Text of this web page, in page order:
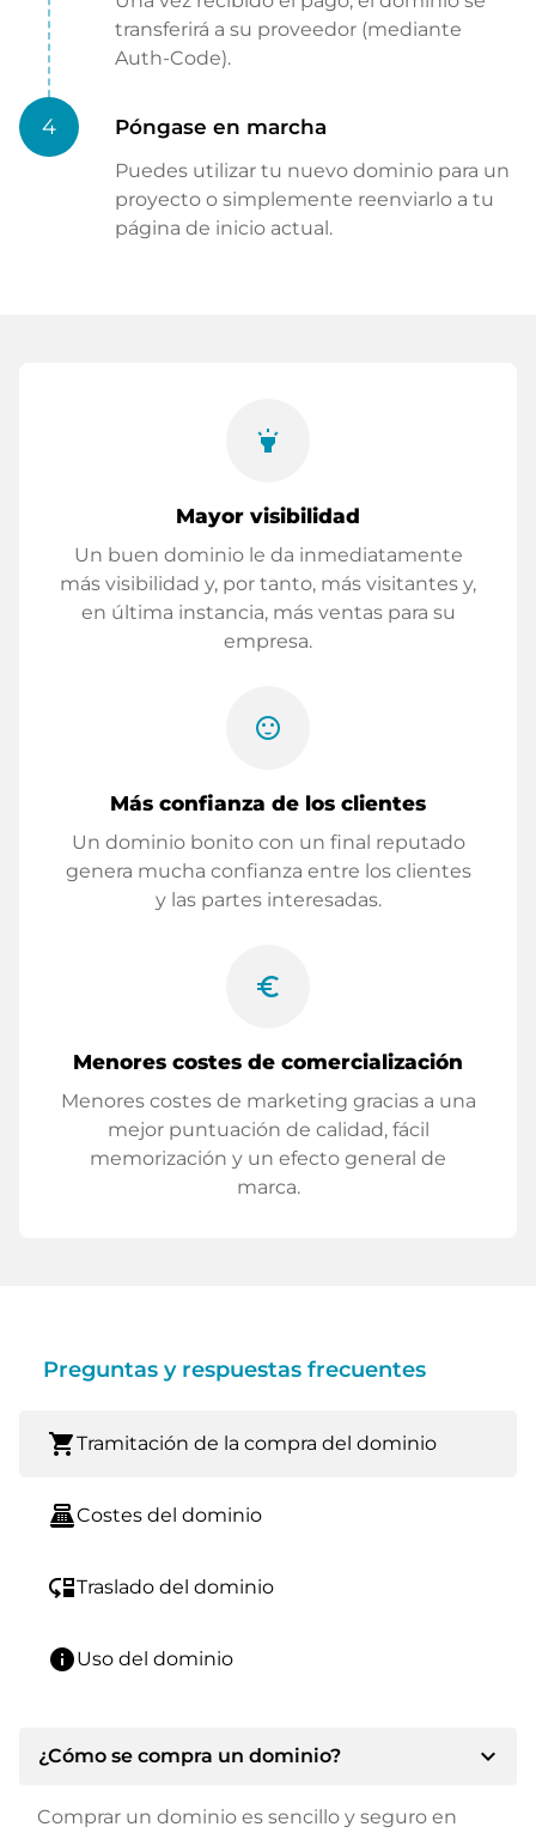
transferirá a su proveedor (mediante
Auth-Code).
4 Póngase en marcha
Puedes utilizar tu nuevo dominio para un
proyecto o simplemente reenviarlo a tu
página de inicio actual.
highlight
Mayor visibilidad
Un buen dominio le da inmediatamente
más visibilidad y, por tanto, más visitantes y,
en última instancia, más ventas para su
empresa.
sentiment_satisfied
Más confianza de los clientes
Un dominio bonito con un final reputado
genera mucha confianza entre los clientes
y las partes interesadas.
euro_symbol
Menores costes de comercialización
Menores costes de marketing gracias a una
mejor puntuación de calidad, fácil
memorización y un efecto general de
marca.
Preguntas y respuestas frecuentes
shopping_cartTramitación de la compra del dominio
point_of_saleCostes del dominio
move_downTraslado del dominio
infoUso del dominio
¿Cómo se compra un dominio? expand_more
Comprar un dominio es sencillo y seguro en